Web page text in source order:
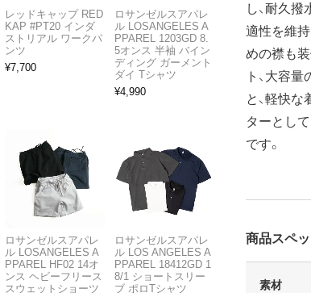
し、耐久
適性を維
めの襟も
ト、大容
と、軽快
ターとし
です。
商品スペ
素材
レッドキャップ RED
KAP #PT20 インダ
ストリアル ワークパ
ンツ
¥7,700
ロサンゼルスアパレ
ル LOSANGELES A
PPAREL 1203GD 8.
5オンス 半袖 バイン
ディング ガーメント
ダイ Tシャツ
¥4,990
ロサンゼルスアパレ
ル LOSANGELES A
PPAREL HF02 14オ
ンス ヘビーフリース
スウェットショーツ
ロサンゼルスアパレ
ル LOS ANGELES A
PPAREL 18412GD 1
8/1 ショートスリー
ブ ポロTシャツ